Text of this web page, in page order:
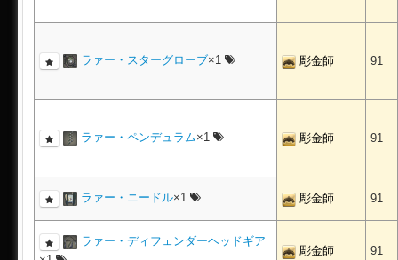
ラァー・スターグローブ×1 彫金師 91
ラァー・ペンデュラム×1 彫金師 91
ラァー・ニードル×1 彫金師 91
ラァー・ディフェンダーヘッドギア
彫金師 91